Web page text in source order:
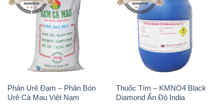
Phân Urê Đạm – Phân Bón
Urê Cà Mau Việt Nam
Thuốc Tím – KMNO4 Black
Diamond Ấn Độ India